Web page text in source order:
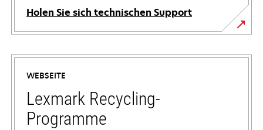
Holen Sie sich technischen Support
wird
in
neuen
Registerkarte
geöffnet
WEBSEITE
Lexmark Recycling-
Programme